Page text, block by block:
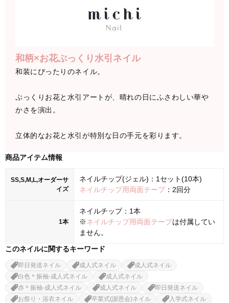
和柄×お花ぷっくり水引ネイル
和装にぴったりのネイル。
ぷっくりお花と水引アートが、晴れの日にふさわしい華や
かさを演出。
立体的なお花と水引が特別な日の手元を彩ります。
商品アイテム情報
SS,S,M,L,オーダーサ
イズ
ネイルチップ(ジェル)：1セット(10本)
ネイルチップ用両面テープ：2回分
1本
ネイルチップ：1本
※ネイルチップ用両面テープは付属してい
ません。
このネイルに関するキーワード
即日発送ネイル 成人式ネイル
成人式ネイル
白色＊振袖-成人式ネイル
成人式ネイル
赤＊振袖-成人式ネイル
成人式ネイル
即日発送ネイル
お祭り・浴衣ネイル
卒業式(謝恩会)ネイル 入学式ネイル